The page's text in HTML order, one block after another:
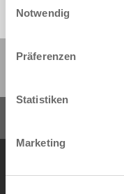
Notwendig
Präferenzen
Statistiken
Marketing